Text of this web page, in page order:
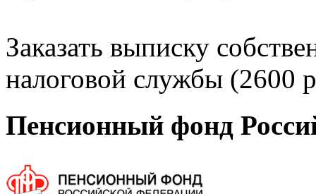
Заказать выписку
налоговой службы (2600
Пенсионный фонд